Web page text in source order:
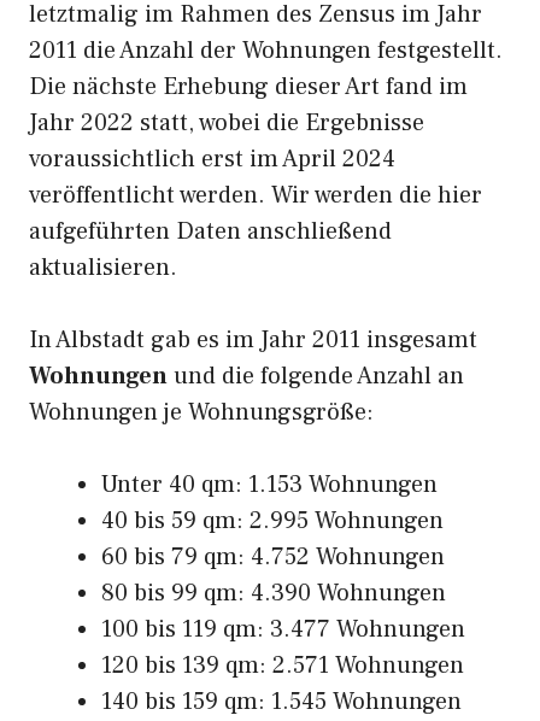
letztmalig im Rahmen des Zensus im Jahr
2011 die Anzahl der Wohnungen festgestellt.
Die nächste Erhebung dieser Art fand im
Jahr 2022 statt, wobei die Ergebnisse
voraussichtlich erst im April 2024
veröffentlicht werden. Wir werden die hier
aufgeführten Daten anschließend
aktualisieren.
In Albstadt gab es im Jahr 2011 insgesamt
Wohnungenund die folgende Anzahl an
Wohnungen je Wohnungsgröße:
Unter 40 qm: 1.153 Wohnungen
40 bis 59 qm: 2.995 Wohnungen
60 bis 79 qm: 4.752 Wohnungen
80 bis 99 qm: 4.390 Wohnungen
100 bis 119 qm: 3.477 Wohnungen
120 bis 139 qm: 2.571 Wohnungen
140 bis 159 qm: 1.545 Wohnungen